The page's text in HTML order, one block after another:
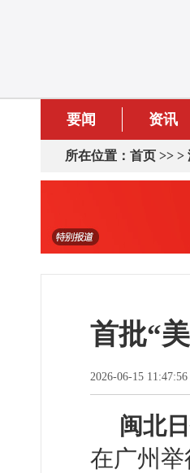
要闻 资讯
所在位置： 首页 >> >
首批“
2026-06-15
闽北
在广州举